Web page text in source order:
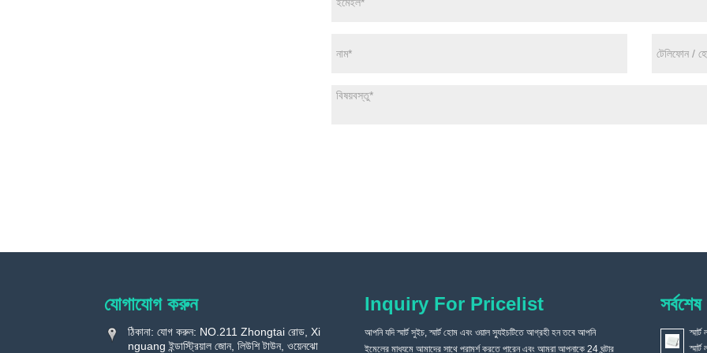
যোগাযোগ করুন
ঠিকানা: যোগ করুন: NO.211 Zhongtai রোড, Xi
nguang ইন্ডাস্ট্রিয়াল জোন, লিউশি টাউন, ওয়েনঝো
Inquiry For Pricelist
আপনি যদি স্মার্ট সুইচ, স্মার্ট হোম এবং ওয়াল স্যুইচটিতে আগ্রহী হন তবে আপনি
ইমেলের মাধ্যমে আমাদের সাথে পরামর্শ করতে পারেন এবং আমরা আপনাকে 24 ঘন্টার
যখন আমার বাড়ি সংস্কার করা হয়, কেন আমি একটি সাধারণ সুইচ ইনস্টল করিনি,
কিন্তু একটি স্মার্ট ভয়েস সুইচ বেছে নিলাম? 2021/09/03